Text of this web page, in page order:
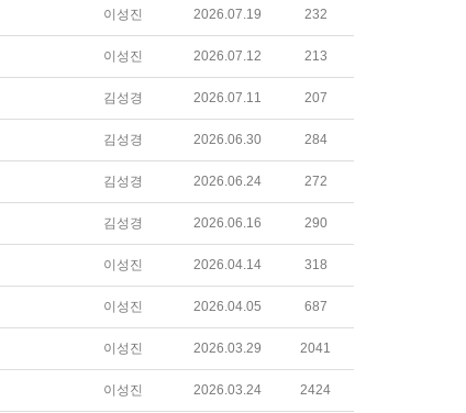
이성진 2026.07.19 232
이성진 2026.07.12 213
김성경 2026.07.11 207
김성경 2026.06.30 284
김성경 2026.06.24 272
김성경 2026.06.16 290
이성진 2026.04.14 318
이성진 2026.04.05 687
이성진 2026.03.29 2041
이성진 2026.03.24 2424